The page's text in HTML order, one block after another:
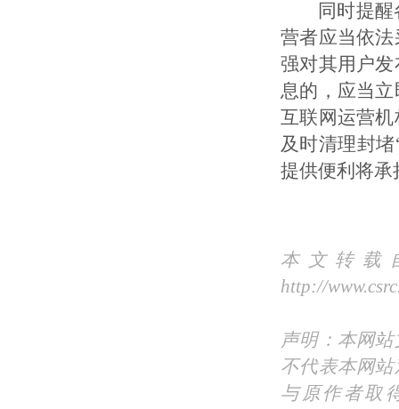
同时提醒各
营者应当依
强对其用户
息的，应当
互联网运营
及时清理封
提供便利将承
本文转载
http://
声明：本网
不代表本网
与原作者取